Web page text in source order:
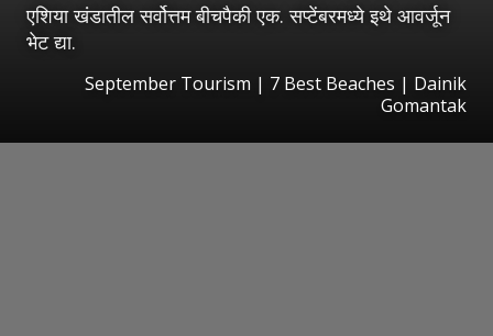
एशिया खंडातील सर्वोत्तम बीचपैकी एक. सप्टेंबरमध्ये इथे आवर्जून
भेट द्या.
September Tourism | 7 Best Beaches | Dainik
Gomantak